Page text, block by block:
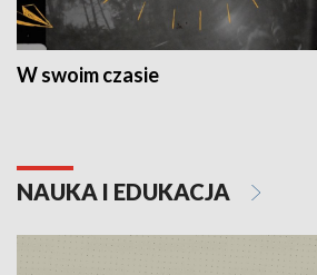
W swoim czasie
NAUKA I EDUKACJA